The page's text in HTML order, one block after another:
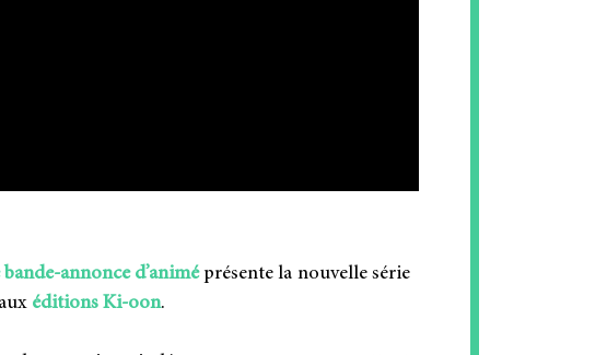
annonce d’animéprésente la nouvelle série
éditions Ki-oon.